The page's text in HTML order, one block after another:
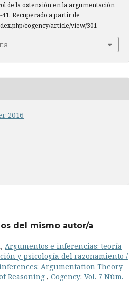
de la ostensión en la argumentación
41. Recuperado a partir de
cogency/article/view/301
2016
del mismo autor/a
Argumentos e inferencias: teoría
y psicología del razonamiento /
Argumentation Theory
Reasoning , Cogency: Vol. 7 Núm.